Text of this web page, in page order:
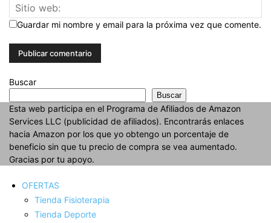
Guardar mi nombre y email para la próxima vez que comente.
Buscar
Buscar
Esta web participa en el Programa de Afiliados de Amazon
Services LLC (publicidad de afiliados). Encontrarás enlaces
hacia Amazon por los que yo obtengo un porcentaje de
beneficio sin que tu precio de compra se vea aumentado.
Gracias por tu apoyo.
OFERTAS
Tienda Fisioterapia
Tienda Deporte